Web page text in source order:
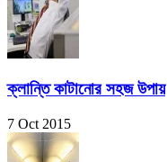
ক্লান্তি কাটানোর সহজ উপায়
7 Oct 2015